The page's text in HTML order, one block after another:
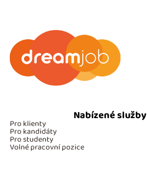
Nabízené služby
Pro klienty
Pro kandidáty
Pro studenty
Volné pracovní pozice